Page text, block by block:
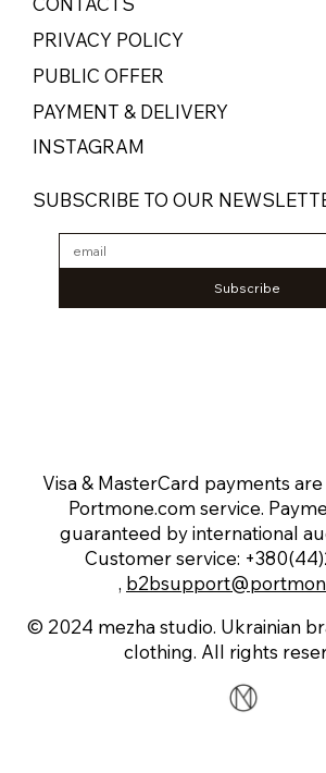
PRIVACY POLICY
PAYMENT & DELIVERY
PUBLIC OFFER
SUBSCRIBE TO OUR
INSTAGRAM
Subscribe
Visa & MasterCard payments
Portmone.com service.
guaranteed by international
Customer service:
,
© 2024 mezha studio. Ukrainian
clothing. All rights